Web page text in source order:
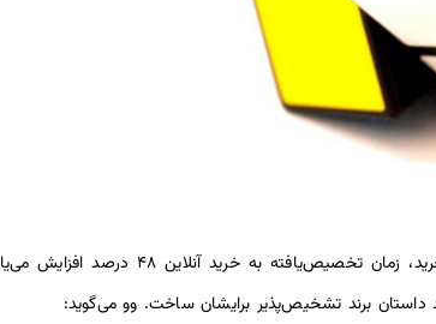
براساس بررسی‌ها، درصورت سفارشی‌شدن
داستان برند تشخیص‌پذیر برایشان ساخت. وو می‌گوید: